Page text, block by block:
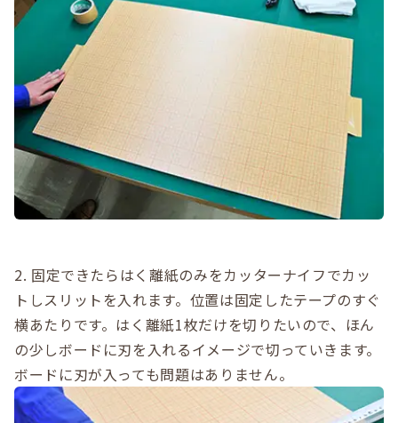
2. 固定できたらはく離紙のみをカッターナイフでカッ
トしスリットを入れます。位置は固定したテープのすぐ
横あたりです。はく離紙1枚だけを切りたいので、ほん
の少しボードに刃を入れるイメージで切っていきます。
ボードに刃が入っても問題はありません。